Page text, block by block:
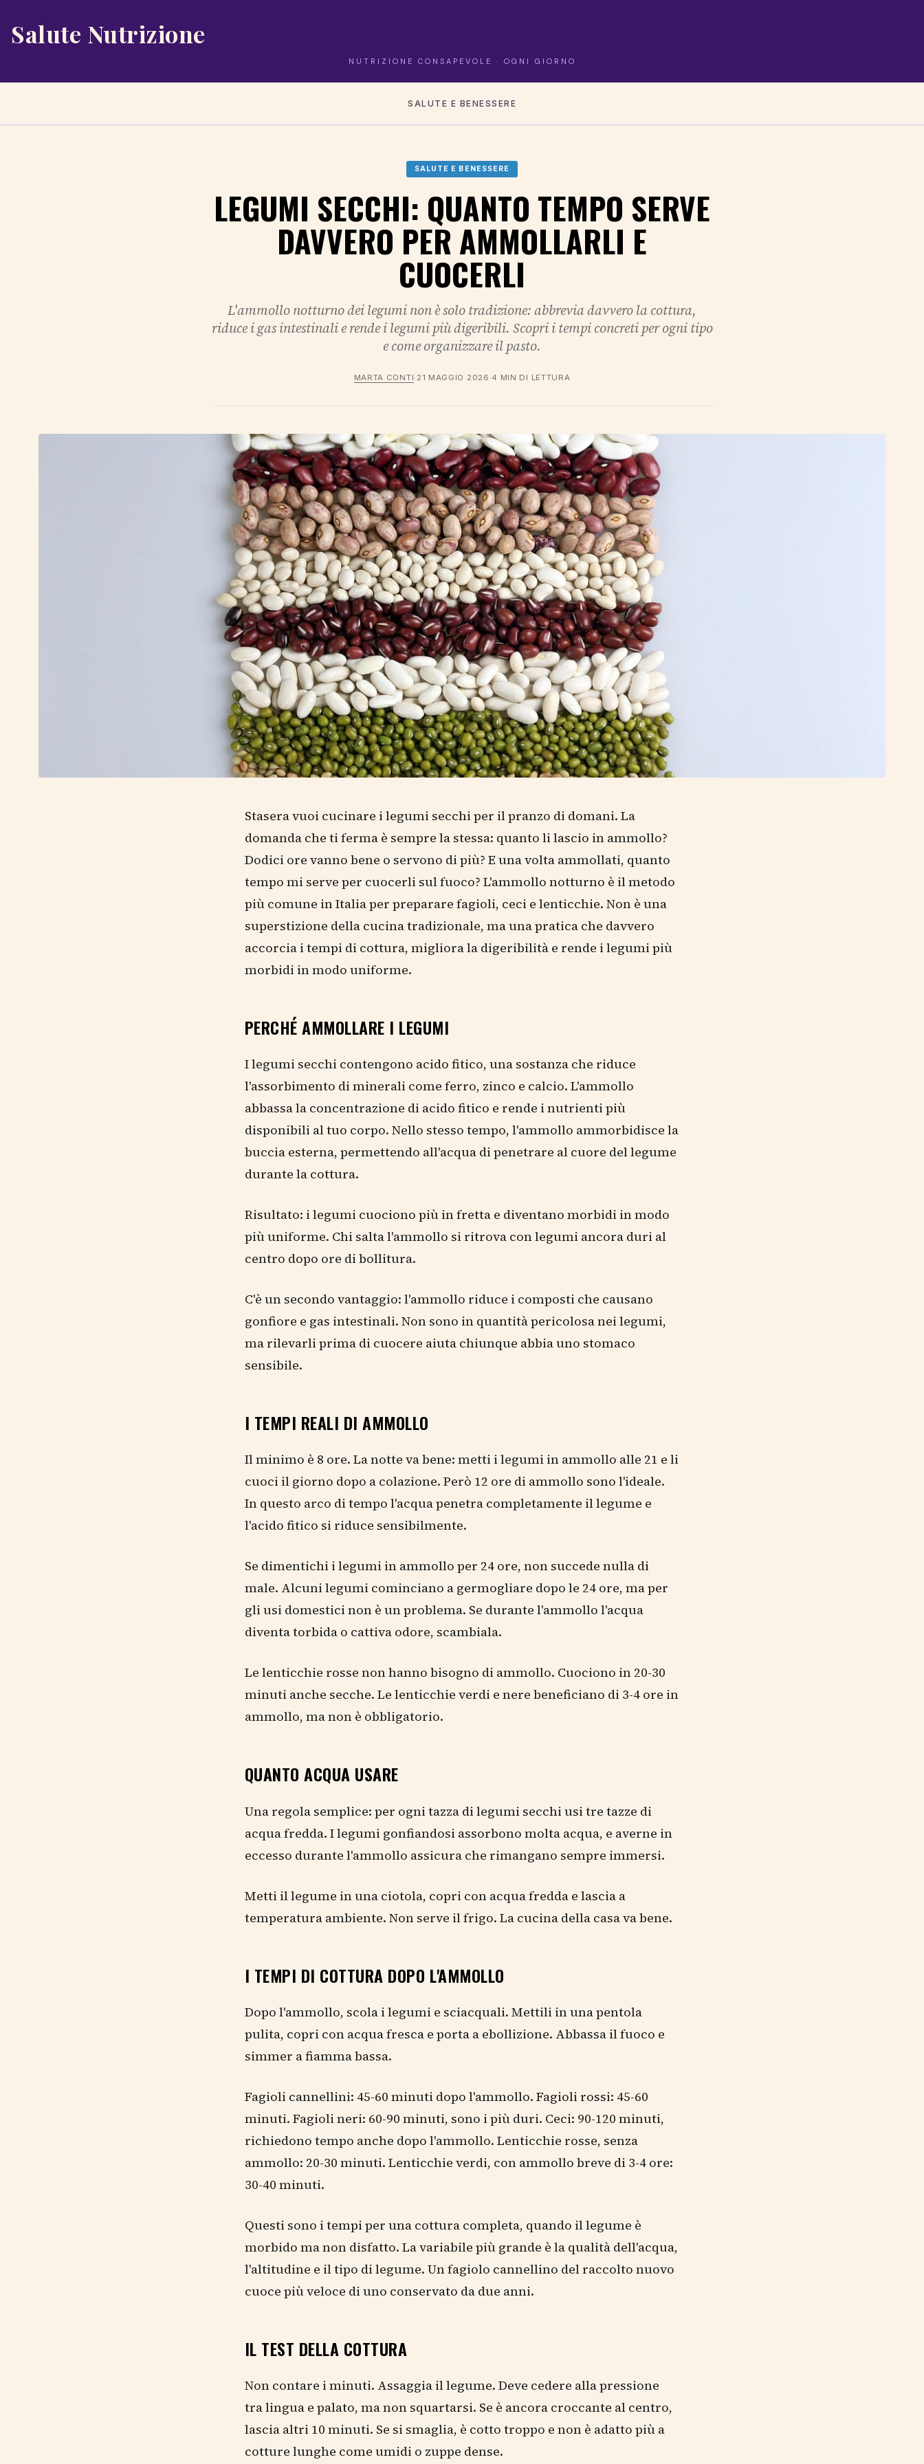
Salute Nutrizione
NUTRIZIONE CONSAPEVOLE · OGNI GIORNO
SALUTE E BENESSERE
SALUTE E BENESSERE
LEGUMI SECCHI: QUANTO TEMPO SERVE
DAVVERO PER AMMOLLARLI E
CUOCERLI
L'ammollo notturno dei legumi non è solo tradizione: abbrevia davvero la cottura,
riduce i gas intestinali e rende i legumi più digeribili. Scopri i tempi concreti per ogni tipo
e come organizzare il pasto.
MARTA CONTI· 21 MAGGIO 2026 ·4 MIN DI LETTURA
Stasera vuoi cucinare i legumi secchi per il pranzo di domani. La
domanda che ti ferma è sempre la stessa: quanto li lascio in ammollo?
Dodici ore vanno bene o servono di più? E una volta ammollati, quanto
tempo mi serve per cuocerli sul fuoco? L'ammollo notturno è il metodo
più comune in Italia per preparare fagioli, ceci e lenticchie. Non è una
superstizione della cucina tradizionale, ma una pratica che davvero
accorcia i tempi di cottura, migliora la digeribilità e rende i legumi più
morbidi in modo uniforme.
PERCHÉ AMMOLLARE I LEGUMI
I legumi secchi contengono acido fitico, una sostanza che riduce
l'assorbimento di minerali come ferro, zinco e calcio. L'ammollo
abbassa la concentrazione di acido fitico e rende i nutrienti più
disponibili al tuo corpo. Nello stesso tempo, l'ammollo ammorbidisce la
buccia esterna, permettendo all'acqua di penetrare al cuore del legume
durante la cottura.
Risultato: i legumi cuociono più in fretta e diventano morbidi in modo
più uniforme. Chi salta l'ammollo si ritrova con legumi ancora duri al
centro dopo ore di bollitura.
C'è un secondo vantaggio: l'ammollo riduce i composti che causano
gonfiore e gas intestinali. Non sono in quantità pericolosa nei legumi,
ma rilevarli prima di cuocere aiuta chiunque abbia uno stomaco
sensibile.
I TEMPI REALI DI AMMOLLO
Il minimo è 8 ore. La notte va bene: metti i legumi in ammollo alle 21 e li
cuoci il giorno dopo a colazione. Però 12 ore di ammollo sono l'ideale.
In questo arco di tempo l'acqua penetra completamente il legume e
l'acido fitico si riduce sensibilmente.
Se dimentichi i legumi in ammollo per 24 ore, non succede nulla di
male. Alcuni legumi cominciano a germogliare dopo le 24 ore, ma per
gli usi domestici non è un problema. Se durante l'ammollo l'acqua
diventa torbida o cattiva odore, scambiala.
Le lenticchie rosse non hanno bisogno di ammollo. Cuociono in 20-30
minuti anche secche. Le lenticchie verdi e nere beneficiano di 3-4 ore in
ammollo, ma non è obbligatorio.
QUANTO ACQUA USARE
Una regola semplice: per ogni tazza di legumi secchi usi tre tazze di
acqua fredda. I legumi gonfiandosi assorbono molta acqua, e averne in
eccesso durante l'ammollo assicura che rimangano sempre immersi.
Metti il legume in una ciotola, copri con acqua fredda e lascia a
temperatura ambiente. Non serve il frigo. La cucina della casa va bene.
I TEMPI DI COTTURA DOPO L'AMMOLLO
Dopo l'ammollo, scola i legumi e sciacquali. Mettili in una pentola
pulita, copri con acqua fresca e porta a ebollizione. Abbassa il fuoco e
simmer a fiamma bassa.
Fagioli cannellini: 45-60 minuti dopo l'ammollo. Fagioli rossi: 45-60
minuti. Fagioli neri: 60-90 minuti, sono i più duri. Ceci: 90-120 minuti,
richiedono tempo anche dopo l'ammollo. Lenticchie rosse, senza
ammollo: 20-30 minuti. Lenticchie verdi, con ammollo breve di 3-4 ore:
30-40 minuti.
Questi sono i tempi per una cottura completa, quando il legume è
morbido ma non disfatto. La variabile più grande è la qualità dell'acqua,
l'altitudine e il tipo di legume. Un fagiolo cannellino del raccolto nuovo
cuoce più veloce di uno conservato da due anni.
IL TEST DELLA COTTURA
Non contare i minuti. Assaggia il legume. Deve cedere alla pressione
tra lingua e palato, ma non squartarsi. Se è ancora croccante al centro,
lascia altri 10 minuti. Se si smaglia, è cotto troppo e non è adatto più a
cotture lunghe come umidi o zuppe dense.